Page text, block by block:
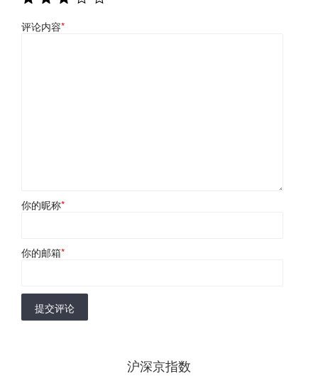
评论内容*
你的昵称*
你的邮箱*
提交评论
沪深京指数